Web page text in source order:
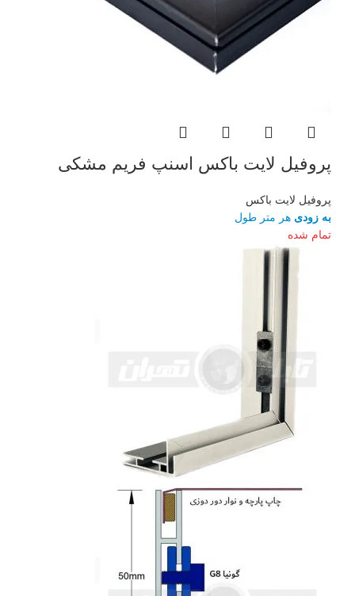
پروفیل لایت باکس اسنپ فریم مشکی
پروفیل لایت باکس
به زودی هر متر طول
تمام شده